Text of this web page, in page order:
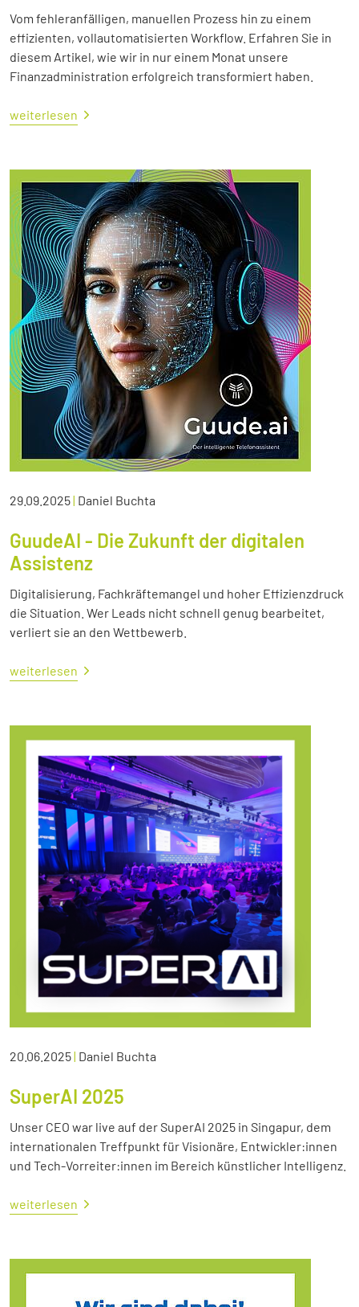
Vom fehleranfälligen, manuellen Prozess hin zu einem
effizienten, vollautomatisierten Workflow. Erfahren Sie in
diesem Artikel, wie wir in nur einem Monat unsere
Finanzadministration erfolgreich transformiert haben.
weiterlesen
29.09.2025| Daniel Buchta
GuudeAI - Die Zukunft der digitalen
Assistenz
Digitalisierung, Fachkräftemangel und hoher Effizienzdruck
die Situation. Wer Leads nicht schnell genug bearbeitet,
verliert sie an den Wettbewerb.
weiterlesen
20.06.2025| Daniel Buchta
SuperAI 2025
Unser CEO war live auf der SuperAI 2025 in Singapur, dem
internationalen Treffpunkt für Visionäre, Entwickler:innen
und Tech-Vorreiter:innen im Bereich künstlicher Intelligenz.
weiterlesen